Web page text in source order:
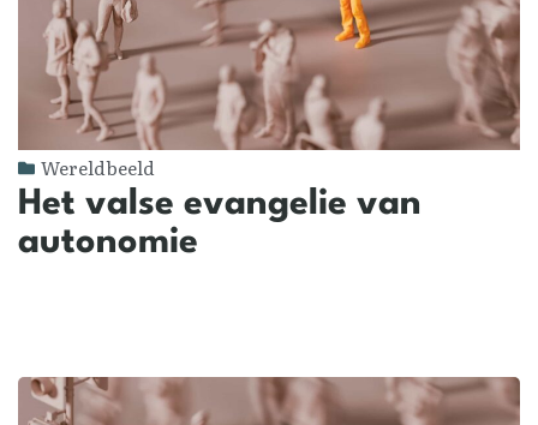
Wereldbeeld
Het valse evangelie van
autonomie